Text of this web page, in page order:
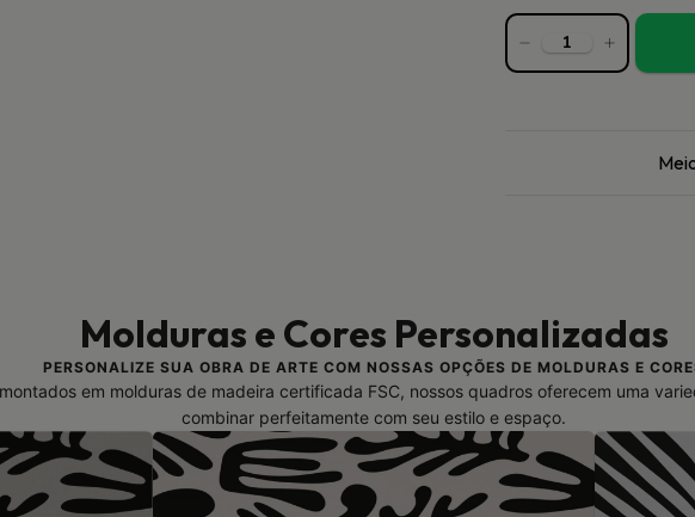
Molduras e Cores Personalizadas
PERSONALIZE SUA OBRA DE ARTE COM NOSSAS OPÇÕES DE MOLDURAS E
em molduras de madeira certificada FSC, nossos quadros oferecem uma
combinar perfeitamente com seu estilo e espaço.